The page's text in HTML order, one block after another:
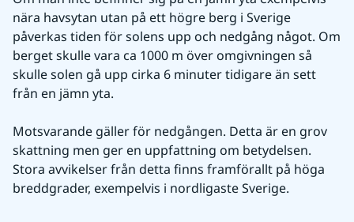
nära havsytan utan på ett högre berg i Sverige
påverkas tiden för solens upp och nedgång något. Om
berget skulle vara ca 1000 m över omgivningen så
skulle solen gå upp cirka 6 minuter tidigare än sett
från en jämn yta.
Motsvarande gäller för nedgången. Detta är en grov
skattning men ger en uppfattning om betydelsen.
Stora avvikelser från detta finns framförallt på höga
breddgrader, exempelvis i nordligaste Sverige.